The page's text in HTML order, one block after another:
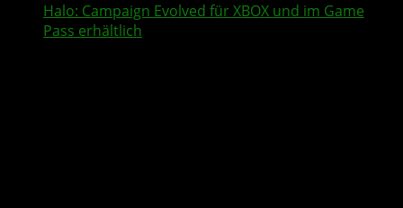
Halo: Campaign Evolved für XBOX und im Game
Pass erhältlich